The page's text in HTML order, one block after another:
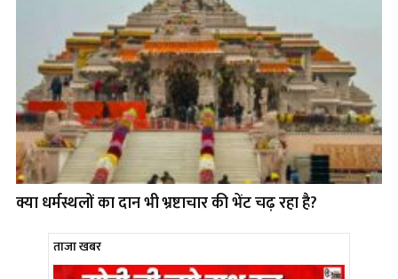
क्या धर्मस्थलों का दान भी भ्रष्टाचार की भेंट चढ़ रहा है?
ताजा खबर